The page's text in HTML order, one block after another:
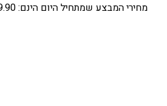
מחירי המבצע שמתחיל היום הינם: 99.90 שקלים במקום 199.90. ושתי תחפושות ב 179.90 שקלים.